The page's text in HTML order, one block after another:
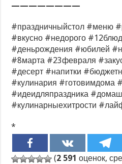
————————
#праздничныйстол #меню
#вкусно #недорого
#деньрождения #юбилей
#8марта #23февраля
#десерт #напитки
#кулинария #готовимдома
#идеидляпраздника
#кулинарныехитрости
*
(2 591 оценок,